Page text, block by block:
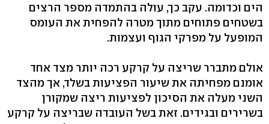
הים וכדומה. עקב כך, עולה בהתמדה מספר הרצים
בשטחים פתוחים מתוך מטרה להפחית את העומס
המופעל על מפרקי הגוף ועצמות.
אולם מתברר שריצה על קרקע רכה יותר מצד אחד
אומנם מפחיתה את שיעור הפציעות בשלד, אך מהצד
השני מעלה את הסיכון לפציעות ריצה שמקורן
בשרירים ובגידים. זאת בשל העובדה שבריצה על קרקע